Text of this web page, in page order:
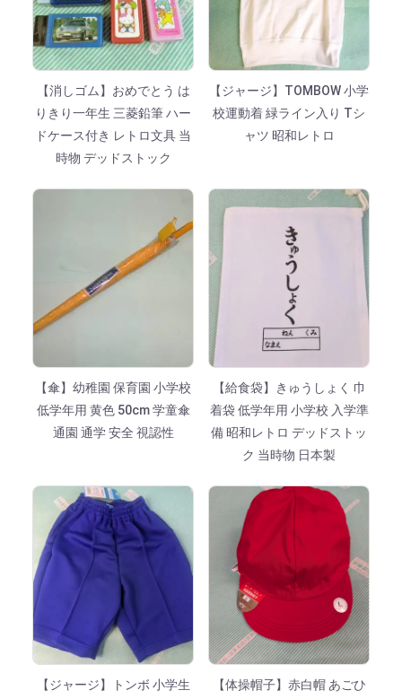
【消しゴム】おめでとう は
りきり一年生 三菱鉛筆 ハー
ドケース付き レトロ文具 当
時物 デッドストック
【ジャージ】TOMBOW 小学
校運動着 緑ライン入り Tシ
ャツ 昭和レトロ
【傘】幼稚園 保育園 小学校
低学年用 黄色 50cm 学童傘
通園 通学 安全 視認性
【給食袋】きゅうしょく 巾
着袋 低学年用 小学校 入学準
備 昭和レトロ デッドストッ
ク 当時物 日本製
【ジャージ】トンボ 小学生
【体操帽子】赤白帽 あごひ